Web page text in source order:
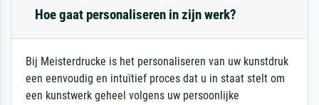
Hoe gaat personaliseren in zijn werk?
Bij Meisterdrucke is het personaliseren van uw kunstdruk
een eenvoudig en intuïtief proces dat u in staat stelt om
een kunstwerk geheel volgens uw persoonlijke